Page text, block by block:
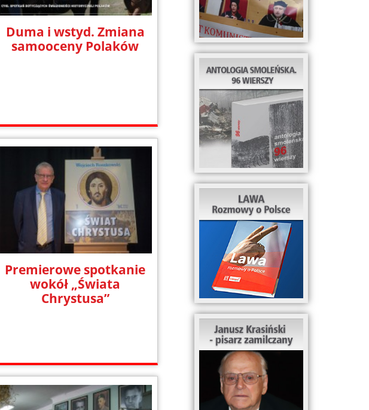
Duma i wstyd. Zmiana
samooceny Polaków
Premierowe spotkanie
wokół „Świata
Chrystusa”